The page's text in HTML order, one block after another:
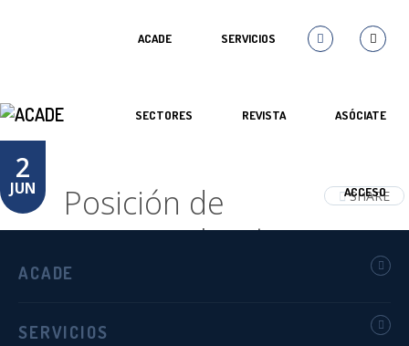
ACADE SERVICIOS
SECTORES REVISTA ASÓCIATE
ACCESO
ACADE
SERVICIOS
2
JUN SHARE
Posición de
ACADE sobre la
deducción fiscal en
gastos educativos en